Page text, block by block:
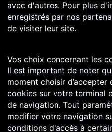
avec d'autres. Pour plus
enregistrés par nos
de visiter leur site.
Vos choix concernant les
Il est important de noter
moment choisir d’accepter
cookies sur votre terminal
de navigation. Tout
modifier votre navigation
conditions d'accès à